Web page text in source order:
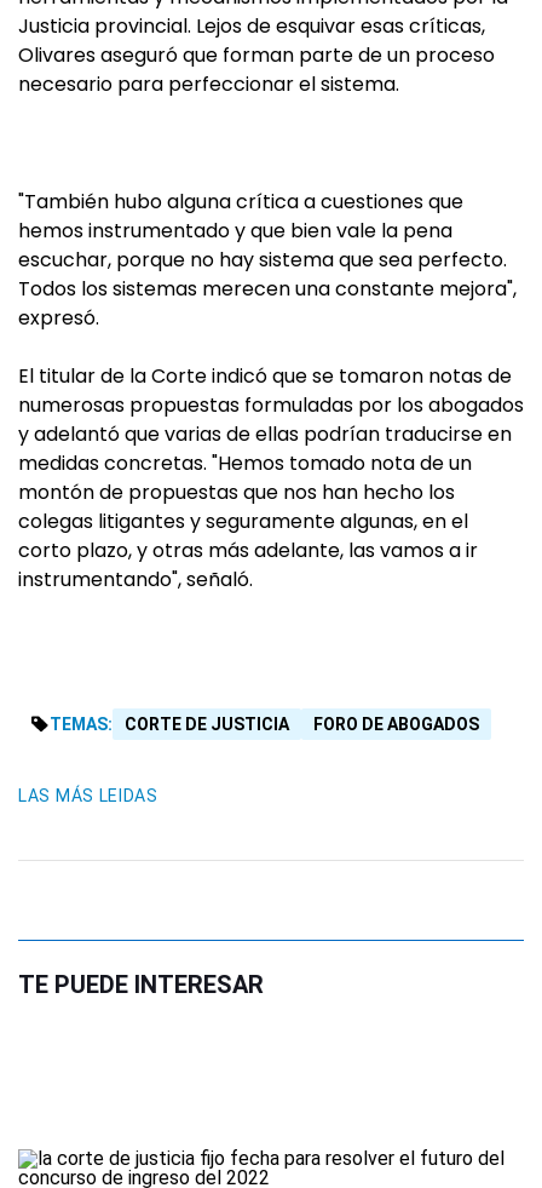
Justicia provincial. Lejos de esquivar esas críticas,
Olivares aseguró que forman parte de un proceso
necesario para perfeccionar el sistema.
"También hubo alguna crítica a cuestiones que
hemos instrumentado y que bien vale la pena
escuchar, porque no hay sistema que sea perfecto.
Todos los sistemas merecen una constante mejora",
expresó.
El titular de la Corte indicó que se tomaron notas de
numerosas propuestas formuladas por los abogados
y adelantó que varias de ellas podrían traducirse en
medidas concretas. "Hemos tomado nota de un
montón de propuestas que nos han hecho los
colegas litigantes y seguramente algunas, en el
corto plazo, y otras más adelante, las vamos a ir
instrumentando", señaló.
TEMAS: CORTE DE JUSTICIA FORO DE ABOGADOS
LAS MÁS LEIDAS
TE PUEDE INTERESAR